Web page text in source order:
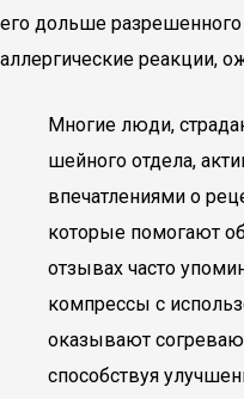
его дольше
аллергические реакции,
Многие люди,
шейного отдела,
впечатлениями о
которые помогают
отзывах часто
компрессы с
оказывают
способствуя